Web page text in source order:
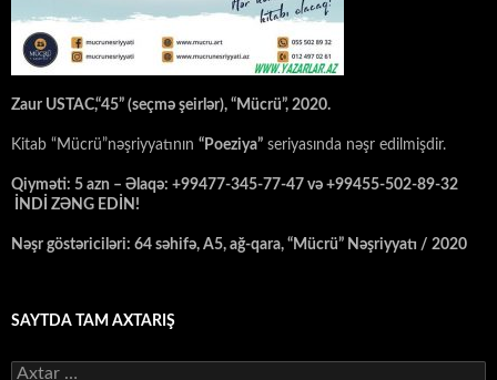
Zaur USTAC,“45” (seçmə şeirlər), “Mücrü”, 2020.
Kitab “Mücrü”nəşriyyatının “Poeziya” seriyasında nəşr edilmişdir.
Qiyməti: 5 azn – Əlaqə: +99477-345-77-47 və +99455-502-89-32
İNDİ ZƏNG EDİN!
Nəşr göstəriciləri: 64 səhifə, A5, ağ-qara, “Mücrü” Nəşriyyatı / 2020
SAYTDA TAM AXTARIŞ
Axtarış: